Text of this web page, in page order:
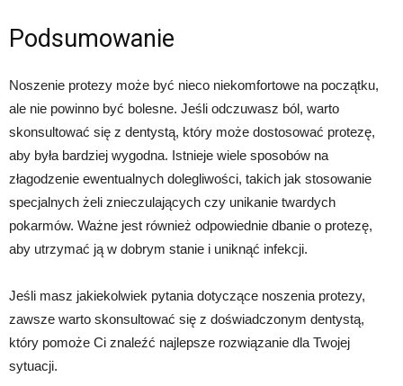
Podsumowanie
Noszenie protezy może być nieco niekomfortowe na początku,
ale nie powinno być bolesne. Jeśli odczuwasz ból, warto
skonsultować się z dentystą, który może dostosować protezę,
aby była bardziej wygodna. Istnieje wiele sposobów na
złagodzenie ewentualnych dolegliwości, takich jak stosowanie
specjalnych żeli znieczulających czy unikanie twardych
pokarmów. Ważne jest również odpowiednie dbanie o protezę,
aby utrzymać ją w dobrym stanie i uniknąć infekcji.
Jeśli masz jakiekolwiek pytania dotyczące noszenia protezy,
zawsze warto skonsultować się z doświadczonym dentystą,
który pomoże Ci znaleźć najlepsze rozwiązanie dla Twojej
sytuacji.